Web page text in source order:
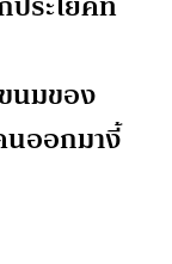
นมของ
นออกมางี้